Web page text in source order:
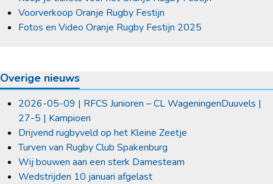
Voorverkoop Oranje Rugby Festijn
Fotos en Video Oranje Rugby Festijn 2025
Overige nieuws
2026-05-09 | RFCS Junioren – CL WageningenDuuvels |
27-5 | Kampioen
Drijvend rugbyveld op het Kleine Zeetje
Turven van Rugby Club Spakenburg
Wij bouwen aan een sterk Damesteam
Wedstrijden 10 januari afgelast